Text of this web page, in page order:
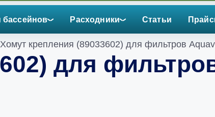
Расходники Статьи
крепления (89033602) для фильтров
для